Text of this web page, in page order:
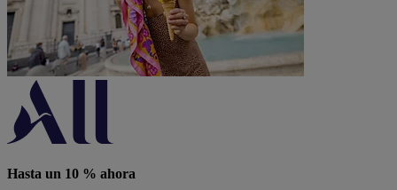
Hasta un 10 % ahora